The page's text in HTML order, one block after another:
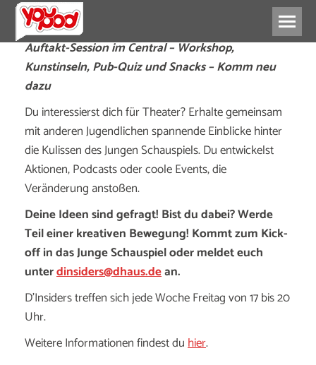
Auftakt-Session im Central – Workshop,
Kunstinseln, Pub-Quiz und Snacks – Komm neu
dazu
Du interessierst dich für Theater? Erhalte gemeinsam
mit anderen Jugendlichen spannende Einblicke hinter
die Kulissen des Jungen Schauspiels. Du entwickelst
Aktionen, Podcasts oder coole Events, die
Veränderung anstoßen.
Deine Ideen sind gefragt! Bist du dabei? Werde
Teil einer kreativen Bewegung! Kommt zum Kick-
off in das Junge Schauspiel oder meldet euch
unterdinsiders@dhaus.dean.
D’Insiders treffen sich jede Woche Freitag von 17 bis 20
Uhr.
Weitere Informationen findest duhier.